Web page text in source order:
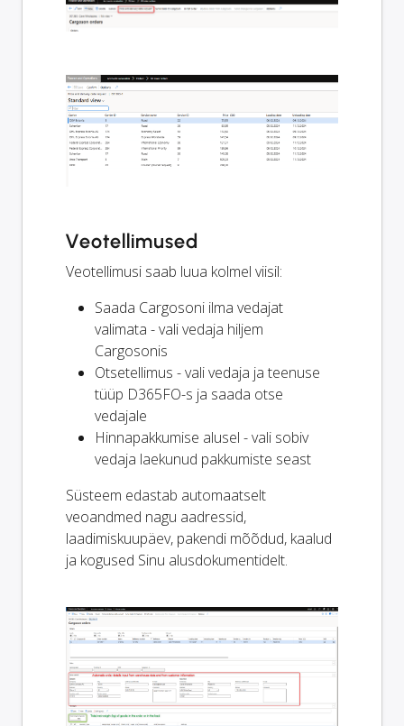
Veotellimused
Veotellimusi saab luua kolmel viisil:
Saada Cargosoni ilma vedajat
valimata - vali vedaja hiljem
Cargosonis
Otsetellimus - vali vedaja ja teenuse
tüüp D365FO-s ja saada otse
vedajale
Hinnapakkumise alusel - vali sobiv
vedaja laekunud pakkumiste seast
Süsteem edastab automaatselt
veoandmed nagu aadressid,
laadimiskuupäev, pakendi mõõdud, kaalud
ja kogused Sinu alusdokumentidelt.